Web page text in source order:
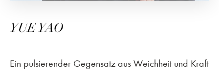
YUE YAO
Ein pulsierender Gegensatz aus Weichheit und Kraft